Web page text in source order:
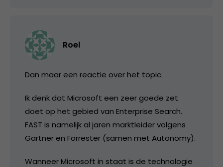
Roel
Dan maar een reactie over het topic.
Ik denk dat Microsoft een zeer goede zet
doet op het gebied van Enterprise Search.
FAST is namelijk al jaren marktleider volgens
Gartner en Forrester (samen met Autonomy).
Wanneer Microsoft in staat is de technologie